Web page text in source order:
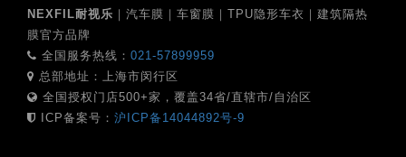
NEXFIL耐视乐 ｜汽车膜｜车窗膜｜TPU隐形车衣｜建筑隔热
膜官方品牌
全国服务热线： 021-57899959
总部地址：上海市闵行区
全国授权门店500+家，覆盖34省/直辖市/自治区
ICP备案号： 沪ICP备14044892号-9